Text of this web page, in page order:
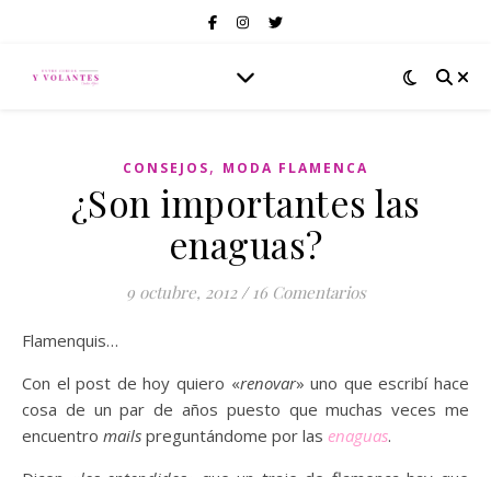
CONSEJOS, MODA FLAMENCA
¿Son importantes las
enaguas?
9 octubre, 2012 / 16 Comentarios
Flamenquis…
Con el post de hoy quiero «renovar» uno que escribí hace
cosa de un par de años puesto que muchas veces me
encuentro mails preguntándome por las enaguas.